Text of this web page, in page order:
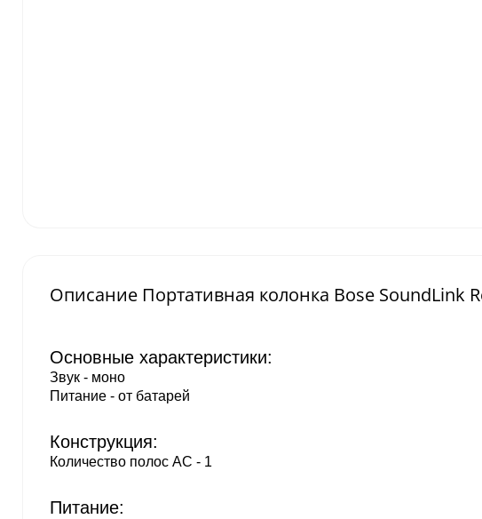
Описание Портативная колонка Bose SoundLink
Основные характеристики:
Звук - моно
Питание - от батарей
Конструкция:
Количество полос AC - 1
Питание: